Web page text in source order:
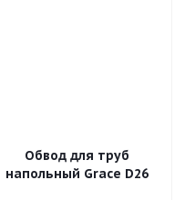
Обвод для труб
напольный Grace D26